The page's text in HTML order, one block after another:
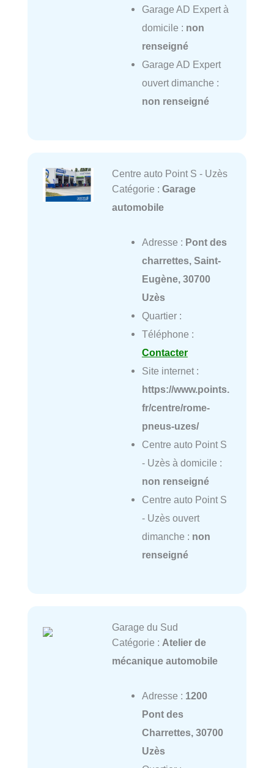
Garage AD Expert à
domicile : non
renseigné
Garage AD Expert
ouvert dimanche :
non renseigné
Centre auto Point S - Uzès
Catégorie : Garage
automobile
Adresse : Pont des
charrettes, Saint-
Eugène, 30700
Uzès
Quartier :
Téléphone :
Contacter
Site internet :
https://www.points.
fr/centre/rome-
pneus-uzes/
Centre auto Point S
- Uzès à domicile :
non renseigné
Centre auto Point S
- Uzès ouvert
dimanche : non
renseigné
Garage du Sud
Catégorie : Atelier de
mécanique automobile
Adresse : 1200
Pont des
Charrettes, 30700
Uzès